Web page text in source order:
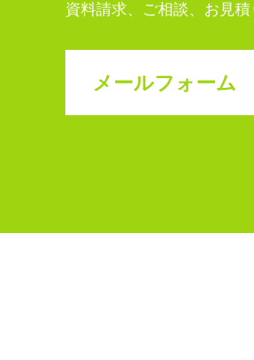
資料請求、ご相談、お見
メールフォーム